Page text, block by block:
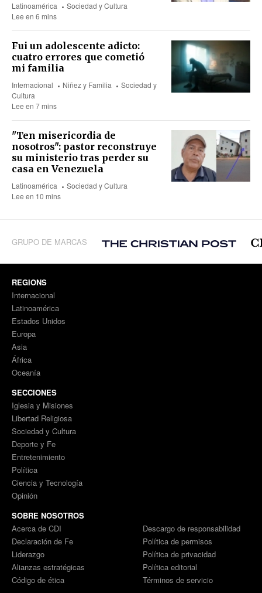
Latinoamérica
Sociedad y Cultura
Lee en 6 mins
Fui un adolescente adicto:
cuatro errores que cometió
mi familia
Internacional Niñez y Familia
Sociedad y
Cultura
Lee en 7 mins
"Ten misericordia de
nosotros": pastor reconstruye
su ministerio tras perder su
casa en Venezuela
Latinoamérica
Sociedad y Cultura
Lee en 10 mins
GRUPO DE MARCAS
REGIONS
Internacional
Latinoamérica
Estados Unidos
Europa
Asia
África
Oceanía
SECCIONES
Iglesia y Misiones
Libertad Religiosa
Sociedad y Cultura
Deporte y Fe
Entretenimiento
Política
Ciencia y Tecnología
Opinión
SOBRE NOSOTROS
Acerca de CDI
Declaración de Fe
Liderazgo
Alianzas estratégicas
Código de ética
Descargo de responsabilidad
Política de permisos
Política de privacidad
Política editorial
Términos de servicio